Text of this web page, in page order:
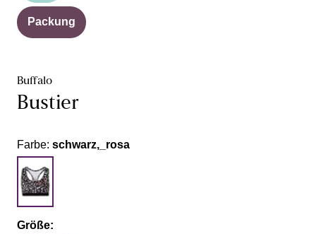
Packung
Buffalo
Bustier
Farbe: schwarz,_rosa
Größe: